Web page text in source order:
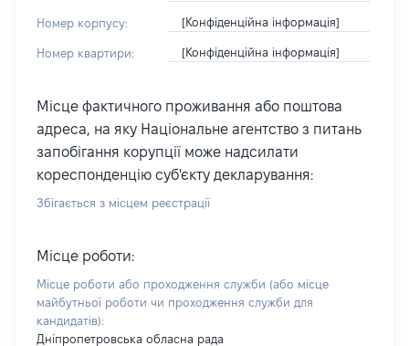
Номер корпусу: [Конфіденційна інформація]
Номер квартири: [Конфіденційна інформація]
Місце фактичного проживання або поштова
адреса, на яку Національне агентство з питань
запобігання корупції може надсилати
кореспонденцію суб'єкту декларування:
Збігається з місцем реєстрації
Місце роботи:
Місце роботи або проходження служби (або місце
майбутньої роботи чи проходження служби для
кандидатів):
Дніпропетровська обласна рада